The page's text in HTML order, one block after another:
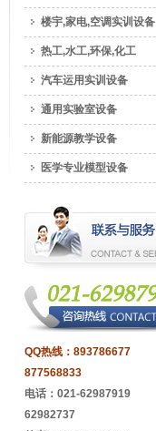
楼宇,家电,空调实训设备
热工,水工,环保,化工
汽车运用实训设备
通用实验室设备
新能源教学设备
医学专业模型设备
QQ热线： 893786677
877568833
电话：021-62987919
62982737